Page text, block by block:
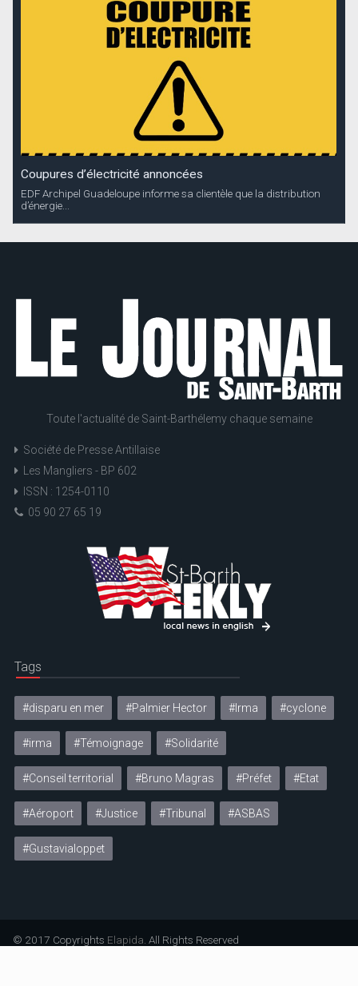
Coupures d’électricité annoncées
EDF Archipel Guadeloupe informe sa clientèle que la distribution
d’énergie...
Toute l'actualité de Saint-Barthélemy chaque semaine
Société de Presse Antillaise
Les Mangliers - BP 602
ISSN : 1254-0110
05 90 27 65 19
Tags
#disparu en mer #Palmier Hector #Irma #cyclone
#irma #Témoignage #Solidarité
#Conseil territorial #Bruno Magras #Préfet #Etat
#Aéroport #Justice #Tribunal #ASBAS
#Gustavialoppet
© 2017 Copyrights Elapida . All Rights Reserved